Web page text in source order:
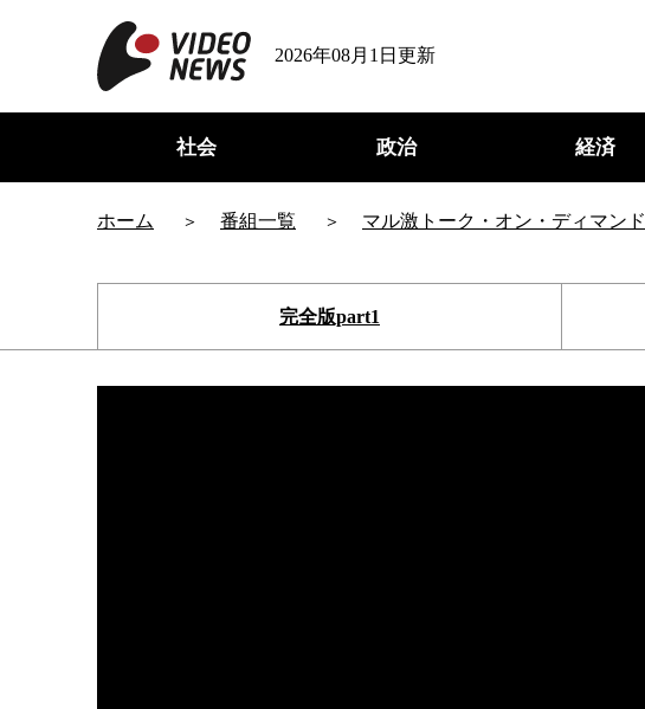
2026年08月1日更新
社会 政治 経済
ホーム 番組一覧 マル激トーク・オン・ディマンド
完全版part1